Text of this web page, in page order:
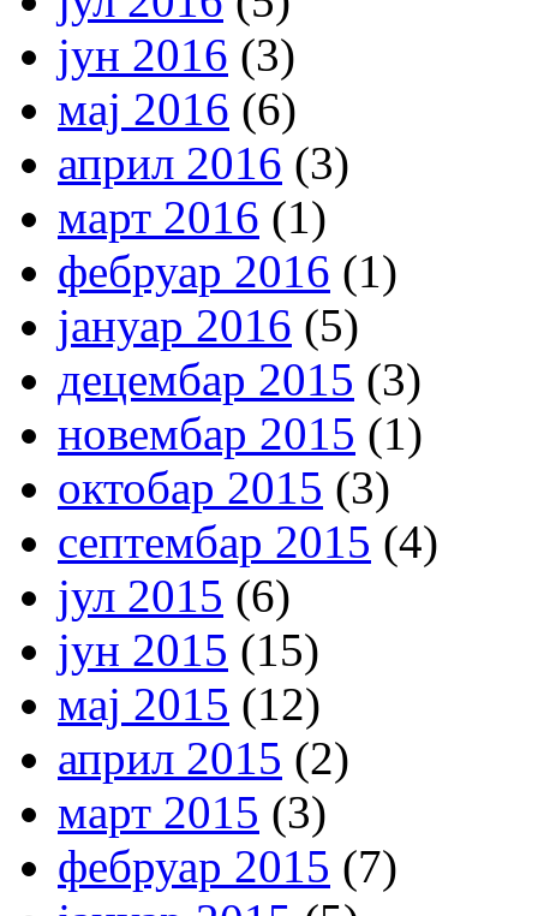
јун 2016 (3)
мај 2016 (6)
април 2016 (3)
март 2016 (1)
фебруар 2016 (1)
јануар 2016 (5)
децембар 2015 (3)
новембар 2015 (1)
октобар 2015 (3)
септембар 2015 (4)
јул 2015 (6)
јун 2015 (15)
мај 2015 (12)
април 2015 (2)
март 2015 (3)
фебруар 2015 (7)